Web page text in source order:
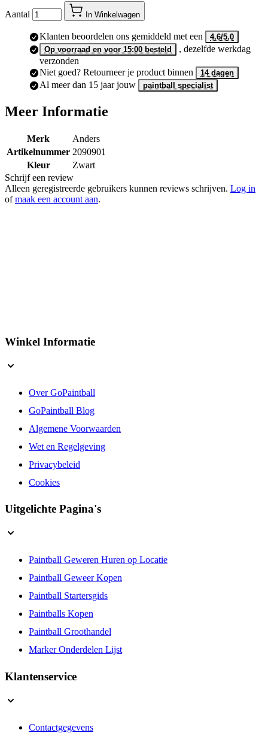
Aantal In Winkelwagen
Klanten beoordelen ons gemiddeld met een
4.6/5.0
Op voorraad en voor 15:00 besteld
, dezelfde werkdag
verzonden
Niet goed? Retourneer je product binnen
14 dagen
Al meer dan 15 jaar jouw paintball specialist
Meer Informatie
Merk
Anders
Artikelnummer 2090901
Kleur
Zwart
Schrijf een review
Alleen geregistreerde gebruikers kunnen reviews schrijven. Log in
ofmaak een account aan.
Winkel Informatie
Over GoPaintball
GoPaintball Blog
Algemene Voorwaarden
Wet en Regelgeving
Privacybeleid
Cookies
Uitgelichte Pagina's
Paintball Geweren Huren op Locatie
Paintball Geweer Kopen
Paintball Startersgids
Paintballs Kopen
Paintball Groothandel
Marker Onderdelen Lijst
Klantenservice
Contactgegevens